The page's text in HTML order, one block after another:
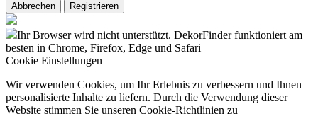
Abbrechen Registrieren
Ihr Browser wird nicht unterstützt. DekorFinder funktioniert am
besten in Chrome, Firefox, Edge und Safari
Cookie Einstellungen
Wir verwenden Cookies, um Ihr Erlebnis zu verbessern und Ihnen
personalisierte Inhalte zu liefern. Durch die Verwendung dieser
Website stimmen Sie unseren Cookie-Richtlinien zu